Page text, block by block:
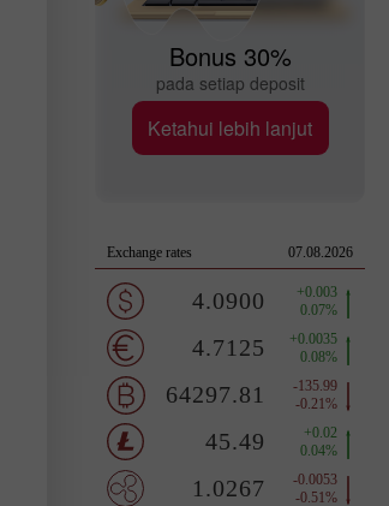
Bonus 30%
pada setiap deposit
Ketahui lebih lanjut